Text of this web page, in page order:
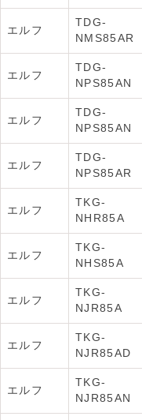
エルフ
TDG-
NMS85AR
エルフ
TDG-
NPS85AN
エルフ
TDG-
NPS85AN
エルフ
TDG-
NPS85AR
エルフ
TKG-
NHR85A
エルフ
TKG-
NHS85A
エルフ
TKG-
NJR85A
エルフ
TKG-
NJR85AD
エルフ
TKG-
NJR85AN